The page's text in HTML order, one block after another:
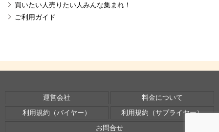
買いたい人売りたい人みんな集まれ！
ご利用ガイド
運営会社
料金について
利用規約（バイヤー）
利用規約（サプライヤー）
お問合せ